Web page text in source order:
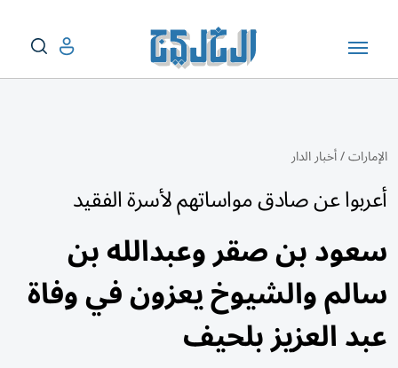
الإمارات/أخبار الدار
أعربوا عن صادق مواساتهم لأسرة الفقيد
سعود بن صقر وعبدالله بن
سالم والشيوخ يعزون في وفاة
عبد العزيز بلحيف